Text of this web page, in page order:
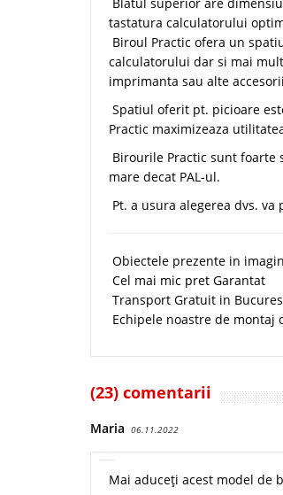
tastatura calculatorului
Biroul Practic ofera un
calculatorului dar si mai
imprimanta sau alte
Spatiul oferit pt. picioare
Practic maximizeaza
Birourile Practic sunt foarte
mare decat PAL-ul.
Pt. a usura alegerea dvs.
Obiectele prezente in
Cel mai mic pret Garantat
Transport Gratuit in
Echipele noastre de montaj
(23) comentarii
Maria 06.11.2022
Mai aduceți acest model de